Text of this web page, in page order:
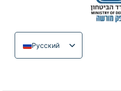
Русский
עִבְרִית